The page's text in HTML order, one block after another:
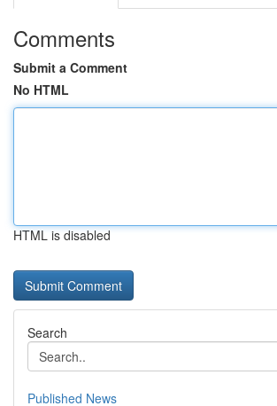
Comments
Submit a Comment
No HTML
HTML is disabled
Search
Published News